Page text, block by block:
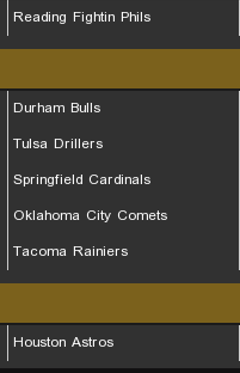
Reading Fightin Phils
Durham Bulls
Tulsa Drillers
Springfield Cardinals
Oklahoma City Comets
Tacoma Rainiers
Houston Astros